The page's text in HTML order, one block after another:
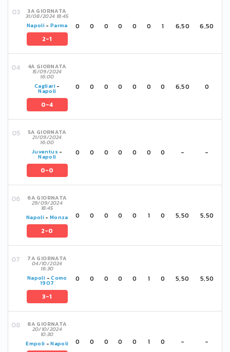
3A GIORNATA
31/08/2024 18:45
Napoli -Parma
2-1
0 0 0 0 0 0 1 6,50 6,50
4A GIORNATA
15/09/2024
16:00
Cagliari-
Napoli
0-4
0 0 0 0 0 0 0 6,50 0
5A GIORNATA
21/09/2024
16:00
Juventus -
Napoli
0-0
0 0 0 0 0 0 0 - -
6A GIORNATA
29/09/2024
18:45
Napoli -Monza
2-0
0 0 0 0 0 1 0 5,50 5,50
7A GIORNATA
04/10/2024
16:30
Napoli -Como
1907
3-1
0 0 0 0 0 1 0 5,50 5,50
8A GIORNATA
20/10/2024
10:30
Empoli -Napoli 0 0 0 0 0 1 0 - -